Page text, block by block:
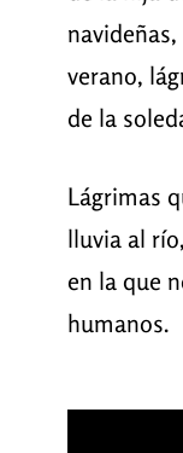
verano,
de la
Lágrimas
lluvia al
en la que
humanos.